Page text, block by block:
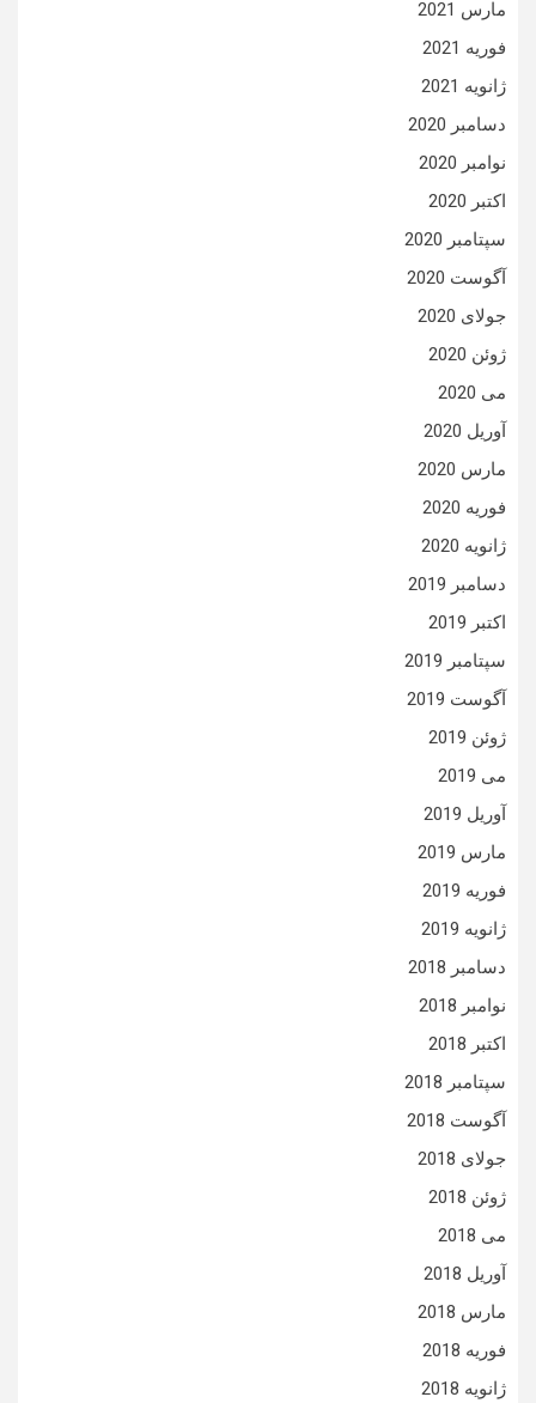
مارس 2021
فوریه 2021
ژانویه 2021
دسامبر 2020
نوامبر 2020
اکتبر 2020
سپتامبر 2020
آگوست 2020
جولای 2020
ژوئن 2020
می 2020
آوریل 2020
مارس 2020
فوریه 2020
ژانویه 2020
دسامبر 2019
اکتبر 2019
سپتامبر 2019
آگوست 2019
ژوئن 2019
می 2019
آوریل 2019
مارس 2019
فوریه 2019
ژانویه 2019
دسامبر 2018
نوامبر 2018
اکتبر 2018
سپتامبر 2018
آگوست 2018
جولای 2018
ژوئن 2018
می 2018
آوریل 2018
مارس 2018
فوریه 2018
ژانویه 2018